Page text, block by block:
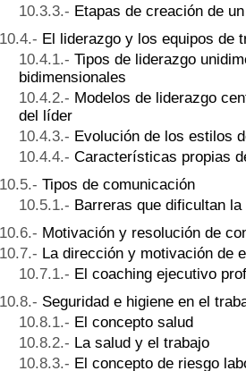
Etapas de creación de
El liderazgo y los equipos de
Tipos de liderazgo
bidimensionales
Modelos de liderazgo
del líder
Evolución de los estilos
Características propias
Tipos de comunicación
Barreras que dificultan
Motivación y resolución de
La dirección y motivación de
El coaching ejecutivo
Seguridad e higiene en el
El concepto salud
La salud y el trabajo
El concepto de riesgo